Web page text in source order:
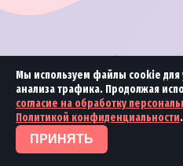
Мы используем файлы cookie для
анализа трафика. Продолжая
согласие на обработку
Политикой конфиденциальности.
ПРИНЯТЬ